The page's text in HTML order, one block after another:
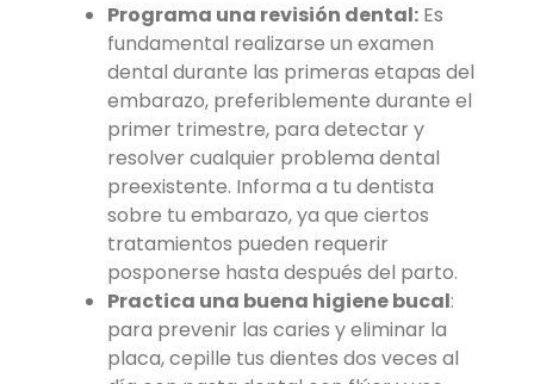
Programa una revisión dental: Es
fundamental realizarse un examen
dental durante las primeras etapas del
embarazo, preferiblemente durante el
primer trimestre, para detectar y
resolver cualquier problema dental
preexistente. Informa a tu dentista
sobre tu embarazo, ya que ciertos
tratamientos pueden requerir
posponerse hasta después del parto.
Practica una buena higiene bucal:
para prevenir las caries y eliminar la
placa, cepille tus dientes dos veces al